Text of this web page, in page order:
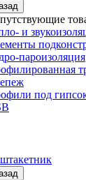
и
пароизоляция
под